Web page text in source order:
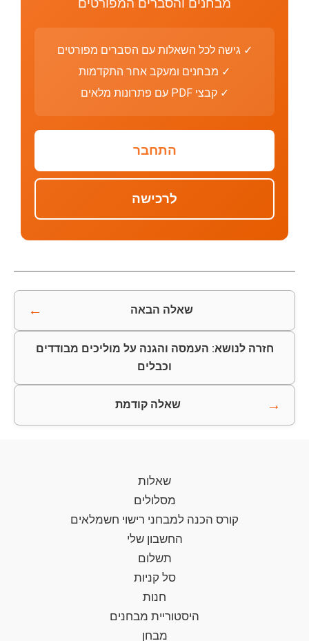
מבחנים והסברים המפורטים
✓ גישה לכל השאלות עם הסברים מפורטים
✓ מבחנים ומעקב אחר התקדמות
✓ קבצי PDF עם פתרונות מלאים
התחבר
לרכישה
שאלה הבאה ←
חזרה לנושא: העמסה והגנה על מוליכים מבודדים
וכבלים
→ שאלה קודמת
שאלות
מסלולים
קורס הכנה למבחני רישוי חשמלאים
החשבון שלי
תשלום
סל קניות
חנות
היסטוריית מבחנים
מבחן